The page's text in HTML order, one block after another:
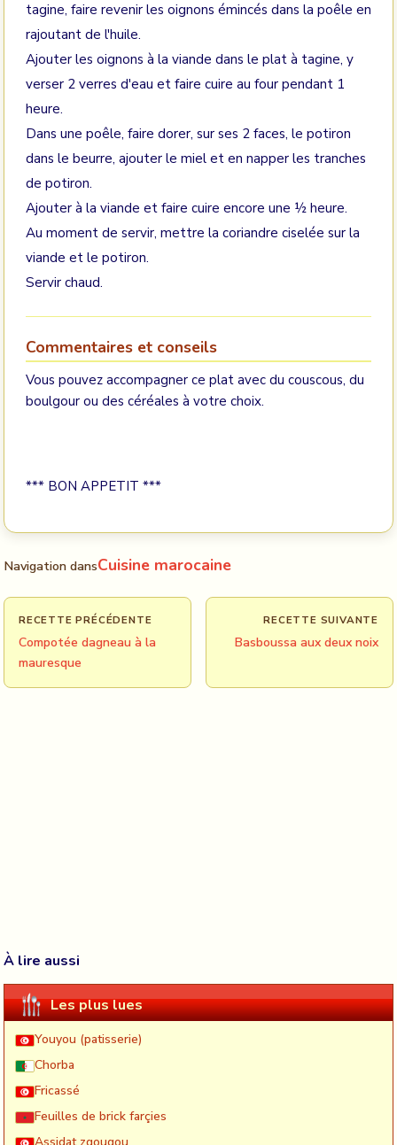
tagine, faire revenir les oignons émincés dans la poêle en
rajoutant de l'huile.
Ajouter les oignons à la viande dans le plat à tagine, y
verser 2 verres d'eau et faire cuire au four pendant 1
heure.
Dans une poêle, faire dorer, sur ses 2 faces, le potiron
dans le beurre, ajouter le miel et en napper les tranches
de potiron.
Ajouter à la viande et faire cuire encore une ½ heure.
Au moment de servir, mettre la coriandre ciselée sur la
viande et le potiron.
Servir chaud.
Commentaires et conseils
Vous pouvez accompagner ce plat avec du couscous, du
boulgour ou des céréales à votre choix.
*** BON APPETIT ***
Navigation dansCuisine marocaine
RECETTE PRÉCÉDENTE
Compotée dagneau à la
mauresque
RECETTE SUIVANTE
Basboussa aux deux noix
À lire aussi
Les plus lues
Youyou (patisserie)
Chorba
Fricassé
Feuilles de brick farçies